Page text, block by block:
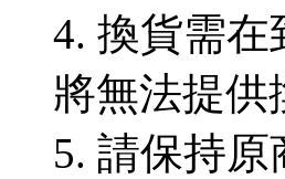
4. 換貨需
將無法提供
5. 請保持